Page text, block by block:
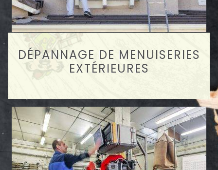
DÉPANNAGE DE MENUISERIES
EXTÉRIEURES